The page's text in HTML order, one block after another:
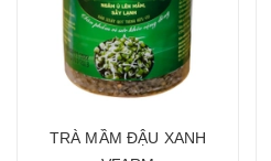
TRÀ MẦM ĐẬU XANH